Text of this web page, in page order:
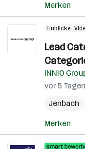
Merken
Einblicke
Lead
INNIO
vor 5
Jenbach
Merken